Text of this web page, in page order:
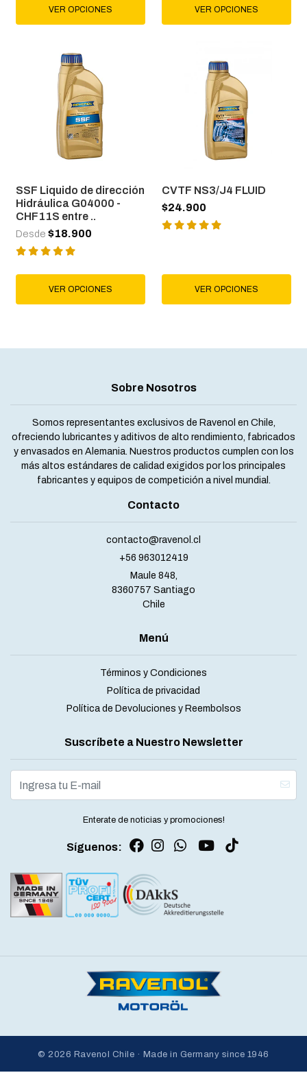
VER OPCIONES VER OPCIONES
SSF Liquido de dirección
Hidráulica G04000 -
CHF11S entre ..
Desde $18.900
VER OPCIONES
CVTF NS3/J4 FLUID
$24.900
VER OPCIONES
Sobre Nosotros
Somos representantes exclusivos de Ravenol en Chile,
ofreciendo lubricantes y aditivos de alto rendimiento, fabricados
y envasados en Alemania. Nuestros productos cumplen con los
más altos estándares de calidad exigidos por los principales
fabricantes y equipos de competición a nivel mundial.
Contacto
contacto@ravenol.cl
+56 963012419
Maule 848,
8360757 Santiago
Chile
Menú
Términos y Condiciones
Política de privacidad
Política de Devoluciones y Reembolsos
Suscríbete a Nuestro Newsletter
Enterate de noticias y promociones!
Síguenos:
© 2026 Ravenol Chile · Made in Germany since 1946